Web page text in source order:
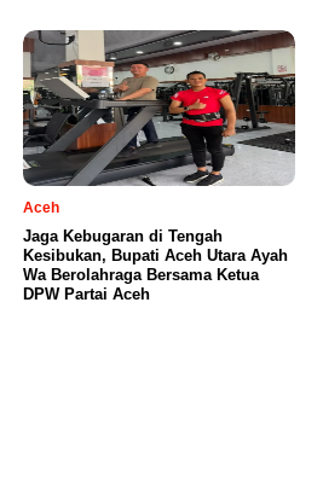
Aceh
Jaga Kebugaran di Tengah
Kesibukan, Bupati Aceh Utara Ayah
Wa Berolahraga Bersama Ketua
DPW Partai Aceh